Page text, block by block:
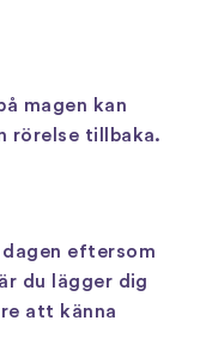
magen kan
rörelse tillbaka.
dagen eftersom
du lägger dig
att känna